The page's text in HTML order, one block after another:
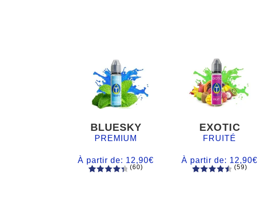
BLUESKY
PREMIUM
À partir de: 12,90€
(60)
EXOTIC
FRUITÉ
À partir de: 12,90€
(59)